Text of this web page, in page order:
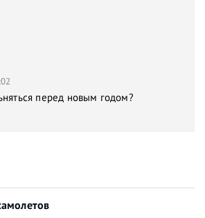
перед новым годом?